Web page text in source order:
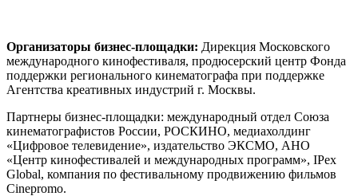
Организаторы бизнес-площадки: Дирекция Московского
международного кинофестиваля, продюсерский центр Фонда
поддержки регионального кинематографа при поддержке
Агентства креативных индустрий г. Москвы.
Партнеры бизнес-площадки: международный отдел Союза
кинематографистов России, РОСКИНО, медиахолдинг
«Цифровое телевидение», издательство ЭКСМО, АНО
«Центр кинофестивалей и международных программ», IPex
Global, компания по фестивальному продвижению фильмов
Cinepromo.